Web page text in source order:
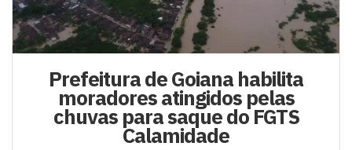
Prefeitura de Goiana habilita
moradores atingidos pelas
chuvas para saque do FGTS
Calamidade